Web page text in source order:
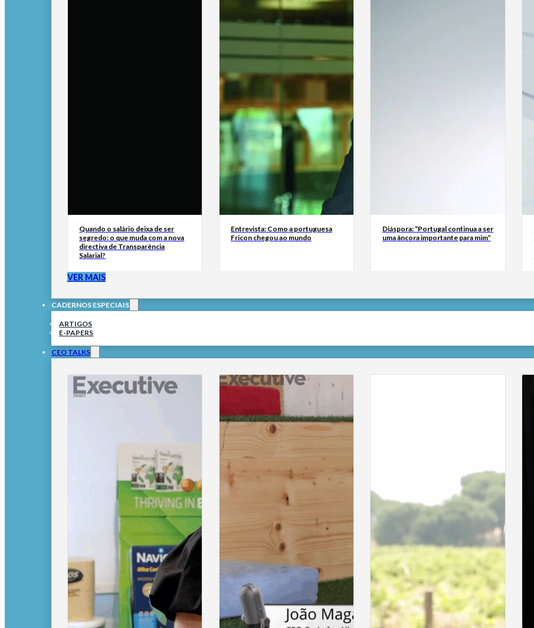
Quando o salário deixa de ser
segredo: o que muda com a nova
directiva de Transparência
Salarial?
Entrevista: Como a portuguesa
Fricon chegou ao mundo
Diáspora: “Portugal continua a ser
uma âncora importante para mim”
VER MAIS
CADERNOS ESPECIAIS
ARTIGOS
E-PAPERS
CEO TALKS